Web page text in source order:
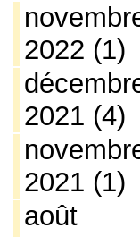
2022 (1)
2021 (4)
2021 (1)
août